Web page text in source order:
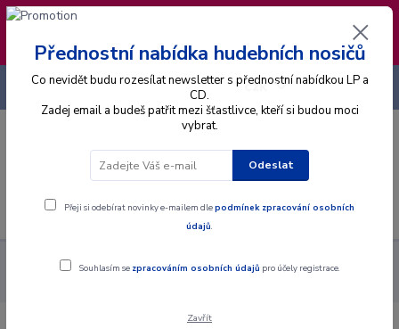
❣️ Od 4.8. do 13.8. čerpám dovolenou. Datum
expedice objednávek se posouvá na pátek
14.8.2026 🐋
Menu
CZK
+420 725 736 293
Alba CD
Sportfreunde Stiller - New York, Rio, Rosenheim -
Přednostní nabídka hudebních nosičů
Co nevidět budu rozesílat newsletter s přednostní nabídkou LP a
CD.
Zadej email a budeš patřit mezi šťastlivce, kteří si budou moci
vybrat.
Odeslat
Přeji si odebírat novinky e-mailem dlepodmínek zpracování osobních
údajů.
Souhlasím se zpracováním osobních údajů pro účely registrace.
Zavřít